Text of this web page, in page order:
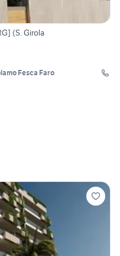
(S. Girola
Fesca Faro